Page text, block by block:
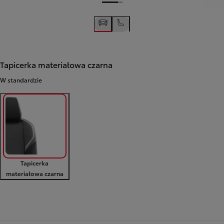
Tapicerka materiałowa czarna
W standardzie
Tapicerka
materiałowa czarna